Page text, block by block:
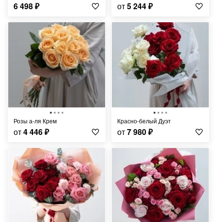
6 498₽ от5 244₽
Розы а-ля Крем
от4 446₽
Красно-белый Дуэт
от7 980₽